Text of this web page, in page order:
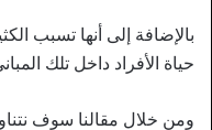
بالإضافة إلى أنها تسبب
حياة الأفراد داخل تلك
ومن خلال مقالنا سوف